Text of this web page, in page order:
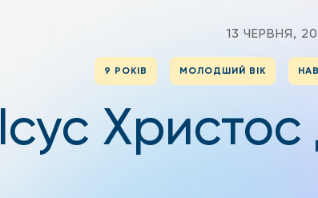
13 ЧЕРВНЯ,
9 РОКІВ МОЛОДШИЙ ВІК
Ісус